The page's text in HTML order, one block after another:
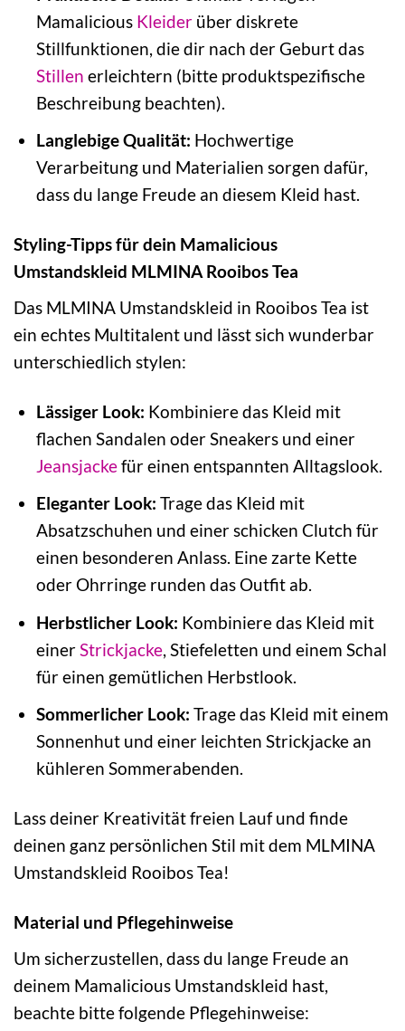
Mamalicious Kleiderüber diskrete
Stillfunktionen, die dir nach der Geburt das
Stillen erleichtern (bitte produktspezifische
Beschreibung beachten).
Langlebige Qualität: Hochwertige
Verarbeitung und Materialien sorgen dafür,
dass du lange Freude an diesem Kleid hast.
Styling-Tipps für dein Mamalicious
Umstandskleid MLMINA Rooibos Tea
Das MLMINA Umstandskleid in Rooibos Tea ist
ein echtes Multitalent und lässt sich wunderbar
unterschiedlich stylen:
Lässiger Look: Kombiniere das Kleid mit
flachen Sandalen oder Sneakers und einer
Jeansjackefür einen entspannten Alltagslook.
Eleganter Look: Trage das Kleid mit
Absatzschuhen und einer schicken Clutch für
einen besonderen Anlass. Eine zarte Kette
oder Ohrringe runden das Outfit ab.
Herbstlicher Look: Kombiniere das Kleid mit
einerStrickjacke, Stiefeletten und einem Schal
für einen gemütlichen Herbstlook.
Sommerlicher Look: Trage das Kleid mit einem
Sonnenhut und einer leichten Strickjacke an
kühleren Sommerabenden.
Lass deiner Kreativität freien Lauf und finde
deinen ganz persönlichen Stil mit dem MLMINA
Umstandskleid Rooibos Tea!
Material und Pflegehinweise
Um sicherzustellen, dass du lange Freude an
deinem Mamalicious Umstandskleid hast,
beachte bitte folgende Pflegehinweise: